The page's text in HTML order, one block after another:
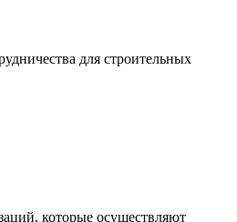
для строительных
которые осуществляют